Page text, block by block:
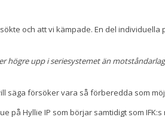
och att vi kämpade. En del
högre upp i seriesystemet än
säga försöker vara så förberedda som
på Hyllie IP som börjar samtidigt som IFK:s